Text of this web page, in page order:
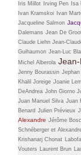
Iris Millot
Irving Pen Isa
Ivan Kramskoi
Ivan
Jacqueline Salmon
Dalemans Jean De
Claude Liehn Jean-
Guihaumon Jean-Luc
Michel Alberola
Jenny Bourassin Jephan
Khalil Joreige Joanie
DeAndrea John Giorno
Juan Manuel Silva Juan
Benard Julien Prévieux
Alexandre Jérôme
Schnéberger et
Krishanarj Chonat
Vouters Laurent Brun